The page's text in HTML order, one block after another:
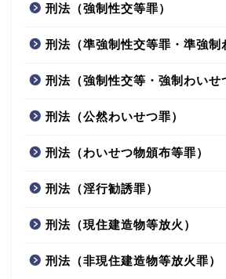
刑法（強制性交等罪）
刑法（準強制性交等罪・準強制
刑法（強制性交等・強制わいせ
刑法（公然わいせつ罪）
刑法（わいせつ物頒布等罪）
刑法（淫行勧誘罪）
刑法（現住建造物等放火）
刑法（非現住建造物等放火罪）